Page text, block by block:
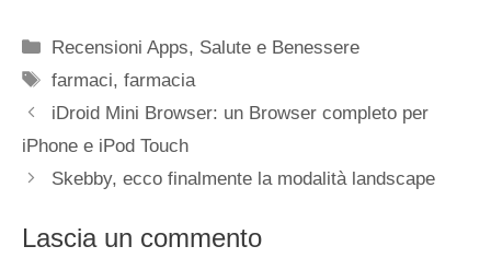
Categorie
Recensioni Apps, Salute e Benessere
Tag
farmaci,farmacia
iDroid Mini Browser: un Browser completo per
iPhone e iPod Touch
Skebby, ecco finalmente la modalità landscape
Lascia un commento